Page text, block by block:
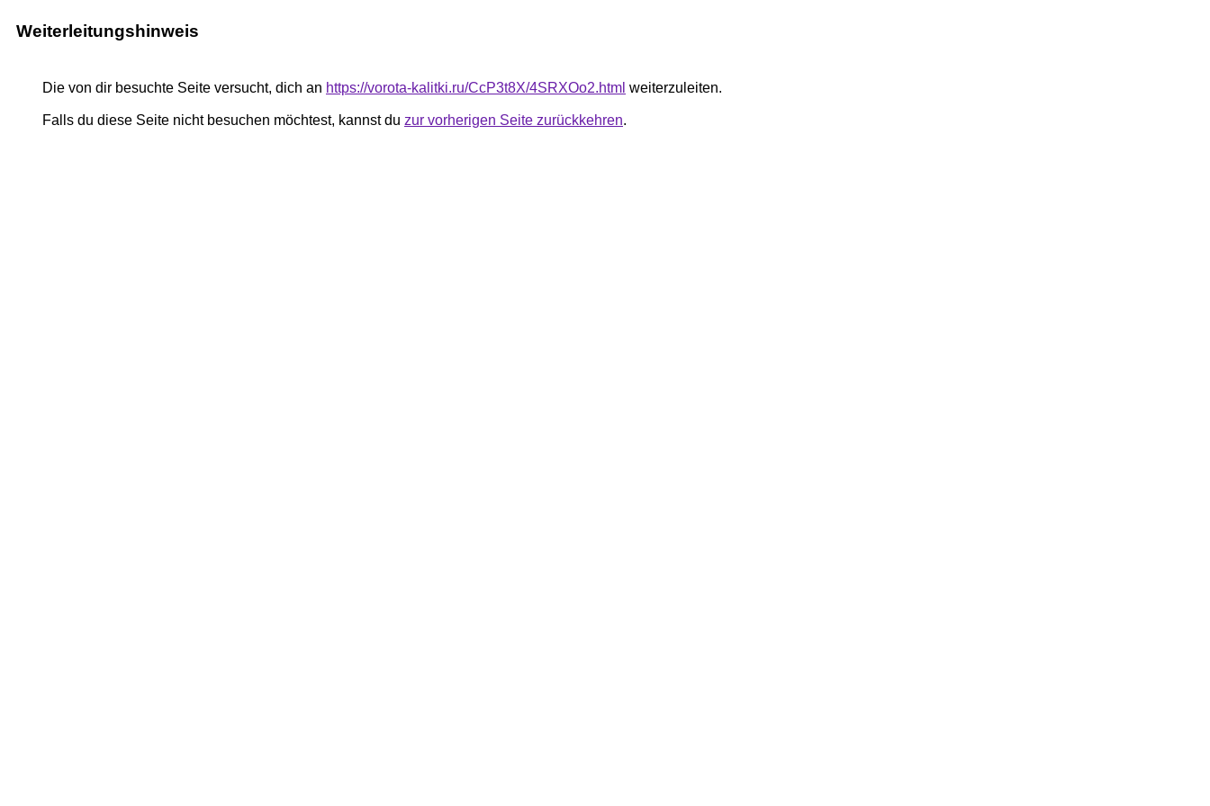
Weiterleitungshinweis
Die von dir besuchte Seite versucht, dich an https://vorota-kalitki.ru/CcP3t8X/4SRXOo2.html weiterzuleiten.
Falls du diese Seite nicht besuchen möchtest, kannst du zur vorherigen Seite zurückkehren.